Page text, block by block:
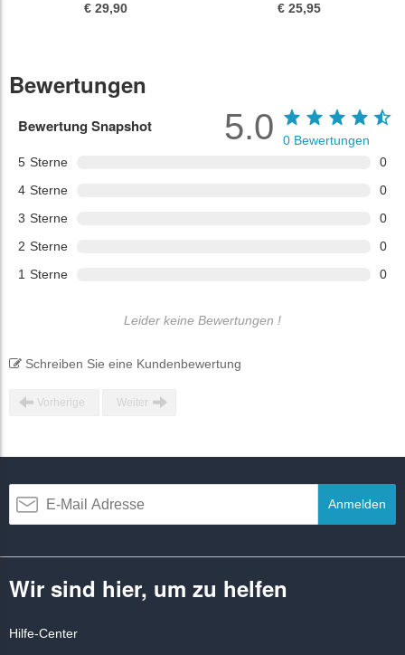
€ 29,90 € 25,95
Bewertungen
Bewertung Snapshot
5 Sterne
0
4 Sterne
0
3 Sterne
0
2 Sterne
0
1 Sterne 0
5.0 0 Bewertungen
Leider keine Bewertungen !
Schreiben Sie eine Kundenbewertung
Vorherige Weiter
Anmelden
Wir sind hier, um zu helfen
Hilfe-Center